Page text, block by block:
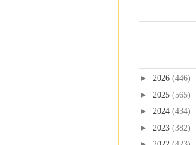
► 2026 (446)
► 2025 (565)
► 2024 (434)
► 2023 (382)